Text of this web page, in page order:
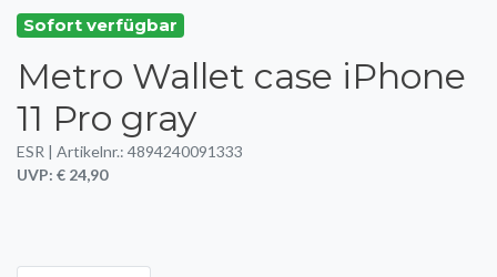
Sofort verfügbar
Metro Wallet case iPhone
11 Pro gray
ESR | Artikelnr.: 4894240091333
UVP: € 24,90